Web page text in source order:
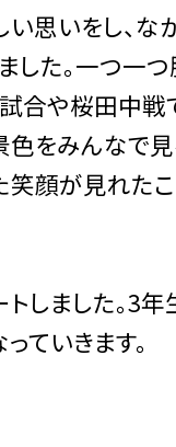
い思いをし、
した。一つ一
合や桜田中
色をみんなで
笑顔が見れた
しました。3
ていきます。